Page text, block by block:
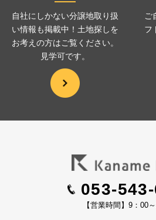
自社にしかない分譲地取り扱
い情報も掲載中！土地探しを
お考えの方はご覧ください。
見学可です。
ご
フ
053-
【営業時間】9：00